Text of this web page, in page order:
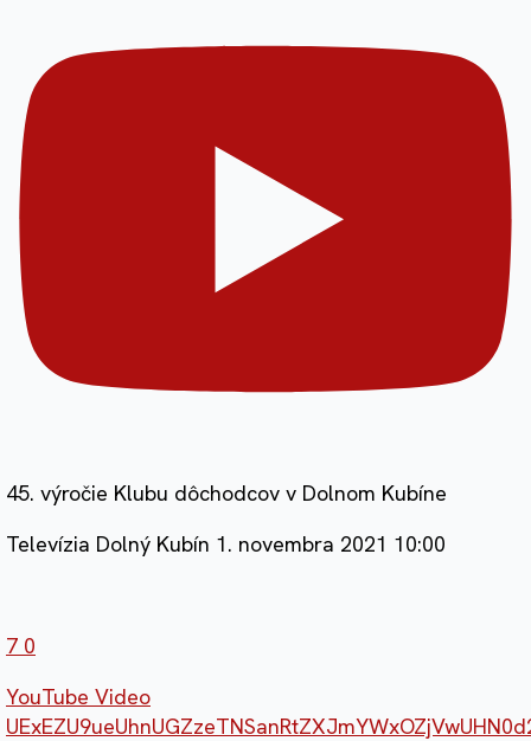
45. výročie Klubu dôchodcov v Dolnom Kubíne
Televízia Dolný Kubín 1. novembra 2021 10:00
7 0
YouTube Video